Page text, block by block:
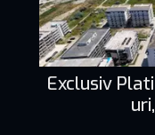
Exclusiv